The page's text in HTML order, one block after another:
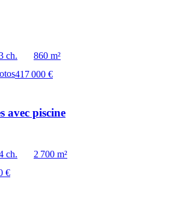
ch.
860 m²
417 000 €
avec piscine
ch.
2 700 m²
€